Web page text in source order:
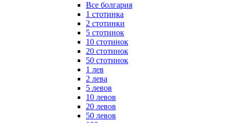
Все болгария
1 стотинка
2 стотинки
5 стотинок
10 стотинок
20 стотинок
50 стотинок
1 лев
2 лева
5 левов
10 левов
20 левов
50 левов